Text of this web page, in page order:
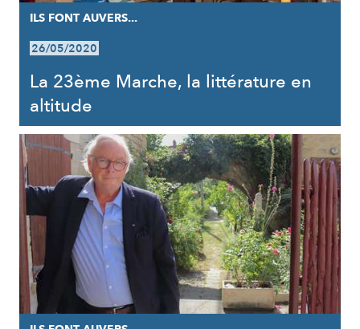
ILS FONT AUVERS...
26/05/2020
La 23ème Marche, la littérature en
altitude